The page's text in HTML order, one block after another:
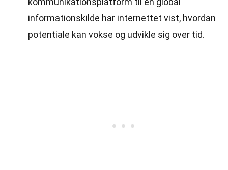
informationskilde har internettet vist, hvordan
potentiale kan vokse og udvikle sig over tid.